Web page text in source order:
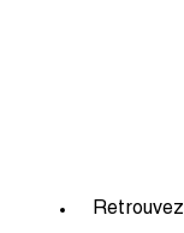
Retrouvez